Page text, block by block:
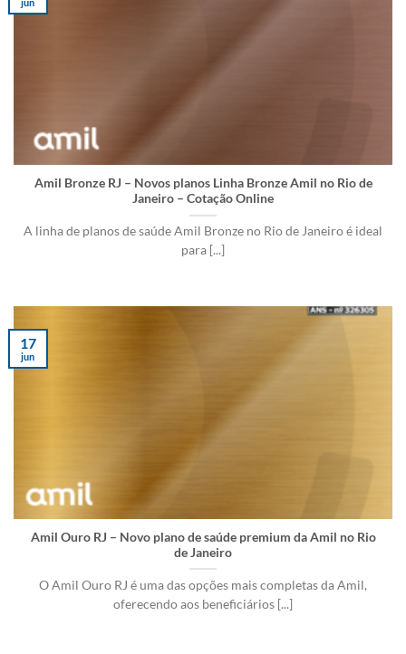
Amil Bronze RJ – Novos planos Linha Bronze Amil no Rio de
Janeiro – Cotação Online
A linha de planos de saúde Amil Bronze no Rio de Janeiro é ideal
para [...]
jun
Amil Ouro RJ – Novo plano de saúde premium da Amil no Rio
de Janeiro
O Amil Ouro RJ é uma das opções mais completas da Amil,
oferecendo aos beneficiários [...]
17
jun